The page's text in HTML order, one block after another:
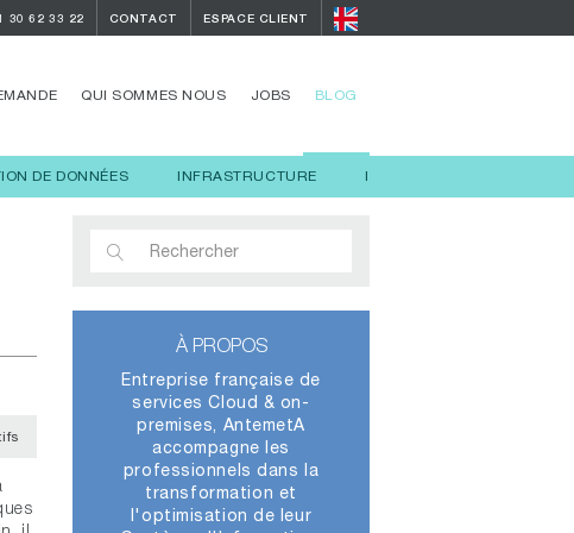
30 62 33 22 CONTACT ESPACE CLIENT
QUI SOMMES NOUS JOBS BLOG
DE DONNÉES INFRASTRUCTURE INTELLIGENCE
À PROPOS
Entreprise française de
services Cloud & on-
premises, AntemetA
accompagne les
professionnels dans la
transformation et
l'optimisation de leur